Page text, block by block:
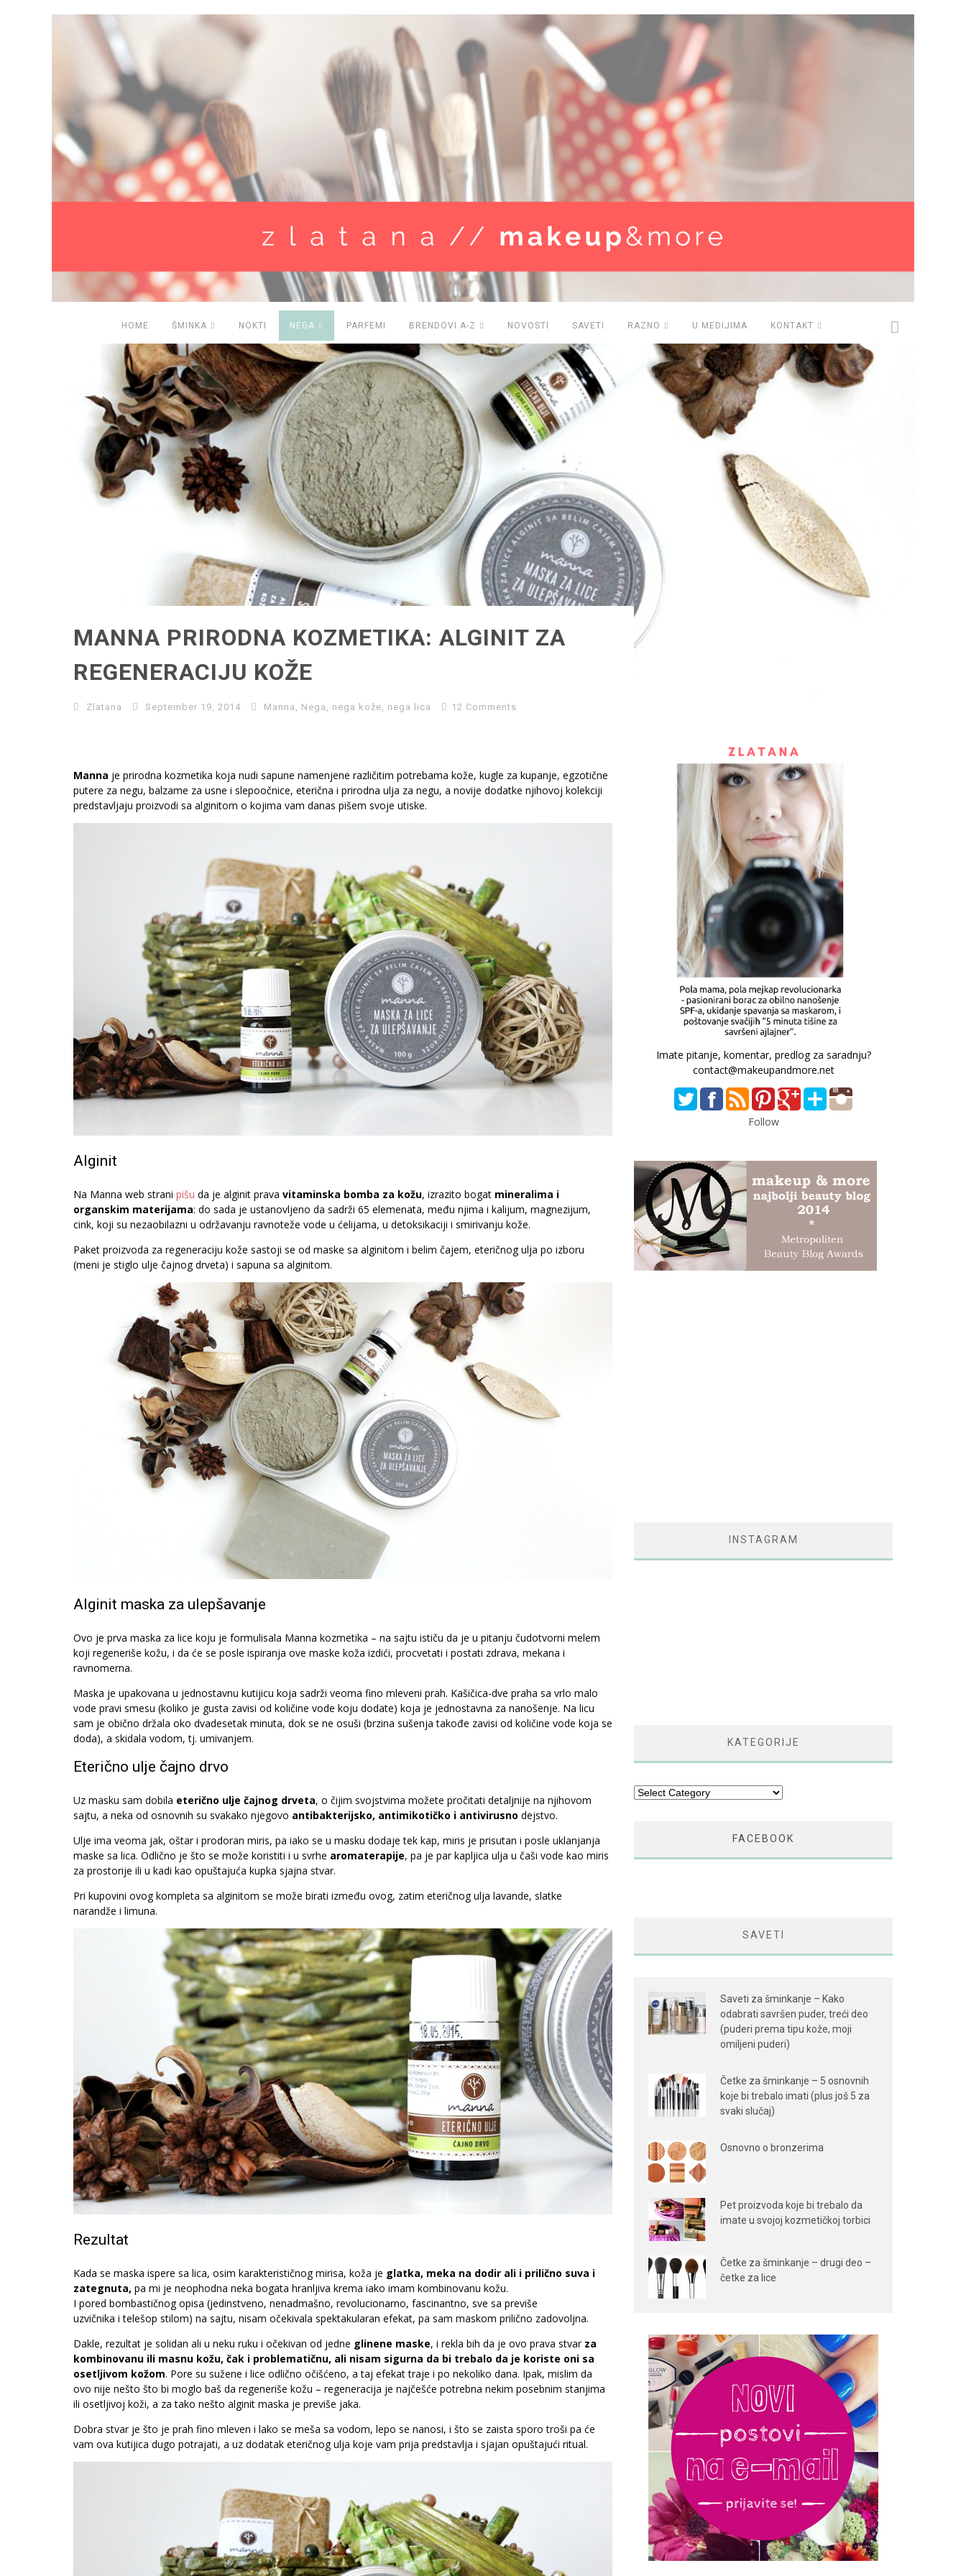
HOME ŠMINKA NOKTI NEGA PARFEMI BRENDOVI A-Z NOVOSTI SAVETI RAZNO U MEDIJIMA KONTAKT
MANNA PRIRODNA KOZMETIKA: ALGINIT ZA
REGENERACIJU KOŽE
Zlatana September 19, 2014 Manna , Nega , nega kože, nega lica 12 Comments
Manna je prirodna kozmetika koja nudi sapune namenjene različitim potrebama kože, kugle za kupanje, egzotične
putere za negu, balzame za usne i slepoočnice, eterična i prirodna ulja za negu, a novije dodatke njihovoj kolekciji
predstavljaju proizvodi sa alginitom o kojima vam danas pišem svoje utiske.
Alginit
Na Manna web strani pišu da je alginit prava vitaminska bomba za kožu, izrazito bogat mineralima i
organskim materijama: do sada je ustanovljeno da sadrži 65 elemenata, među njima i kalijum, magnezijum,
cink, koji su nezaobilazni u održavanju ravnoteže vode u ćelijama, u detoksikaciji i smirivanju kože.
Paket proizvoda za regeneraciju kože sastoji se od maske sa alginitom i belim čajem, eteričnog ulja po izboru
(meni je stiglo ulje čajnog drveta) i sapuna sa alginitom.
Alginit maska za ulepšavanje
Ovo je prva maska za lice koju je formulisala Manna kozmetika – na sajtu ističu da je u pitanju čudotvorni melem
koji regeneriše kožu, i da će se posle ispiranja ove maske koža izdići, procvetati i postati zdrava, mekana i
ravnomerna.
Maska je upakovana u jednostavnu kutijicu koja sadrži veoma fino mleveni prah. Kašičica-dve praha sa vrlo malo
vode pravi smesu (koliko je gusta zavisi od količine vode koju dodate) koja je jednostavna za nanošenje. Na licu
sam je obično držala oko dvadesetak minuta, dok se ne osuši (brzina sušenja takođe zavisi od količine vode koja se
doda), a skidala vodom, tj. umivanjem.
Eterično ulje čajno drvo
Uz masku sam dobila eterično ulje čajnog drveta, o čijim svojstvima možete pročitati detaljnije na njihovom
sajtu, a neka od osnovnih su svakako njegovo antibakterijsko, antimikotičko i antivirusno dejstvo.
Ulje ima veoma jak, oštar i prodoran miris, pa iako se u masku dodaje tek kap, miris je prisutan i posle uklanjanja
maske sa lica. Odlično je što se može koristiti i u svrhe aromaterapije, pa je par kapljica ulja u čaši vode kao miris
za prostorije ili u kadi kao opuštajuća kupka sjajna stvar.
Pri kupovini ovog kompleta sa alginitom se može birati između ovog, zatim eteričnog ulja lavande, slatke
narandže i limuna.
Rezultat
Kada se maska ispere sa lica, osim karakterističnog mirisa, koža je glatka, meka na dodir ali i prilično suva i
zategnuta, pa mi je neophodna neka bogata hranljiva krema iako imam kombinovanu kožu.
I pored bombastičnog opisa (jedinstveno, nenadmašno, revolucionarno, fascinantno, sve sa previše
uzvičnika i telešop stilom) na sajtu, nisam očekivala spektakularan efekat, pa sam maskom prilično zadovoljna.
Dakle, rezultat je solidan ali u neku ruku i očekivan od jedne glinene maske, i rekla bih da je ovo prava stvar za
kombinovanu ili masnu kožu, čak i problematičnu, ali nisam sigurna da bi trebalo da je koriste oni sa
osetljivom kožom. Pore su sužene i lice odlično očišćeno, a taj efekat traje i po nekoliko dana. Ipak, mislim da
ovo nije nešto što bi moglo baš da regeneriše kožu – regeneracija je najčešće potrebna nekim posebnim stanjima
ili osetljivoj koži, a za tako nešto alginit maska je previše jaka.
Dobra stvar je što je prah fino mleven i lako se meša sa vodom, lepo se nanosi, i što se zaista sporo troši pa će
vam ova kutijica dugo potrajati, a uz dodatak eteričnog ulja koje vam prija predstavlja i sjajan opuštajući ritual.
Imate pitanje, komentar, predlog za saradnju?
contact@makeupandmore.net
Follow
INSTAGRAM
KATEGORIJE
Kategorije
FACEBOOK
SAVETI
Saveti za šminkanje – Kako
odabrati savršen puder, treći deo
(puderi prema tipu kože, moji
omiljeni puderi)
Četke za šminkanje – 5 osnovnih
koje bi trebalo imati (plus još 5 za
svaki slučaj)
Osnovno o bronzerima
Pet proizvoda koje bi trebalo da
imate u svojoj kozmetičkoj torbici
Četke za šminkanje – drugi deo –
četke za lice